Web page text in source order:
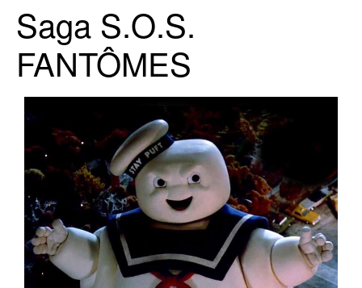
Saga S.O.S.
FANTÔMES